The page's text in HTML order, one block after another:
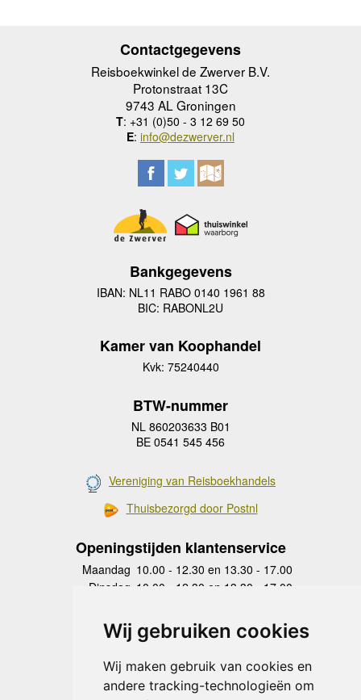
Wij gebruiken cookies
Wij maken gebruik van cookies en
andere tracking-technologieën om
Contactgegevens
Reisboekwinkel de Zwerver B.V.
Protonstraat 13C
9743 AL Groningen
T: +31 (0)50 - 3 12 69 50
E: info@dezwerver.nl
Bankgegevens
IBAN: NL11 RABO 0140 1961 88
BIC: RABONL2U
Kamer van Koophandel
Kvk: 75240440
BTW-nummer
NL 860203633 B01
BE 0541 545 456
Vereniging van Reisboekhandels
Thuisbezorgd door Postnl
Openingstijden klantenservice
Maandag 10.00 - 12.30 en 13.30 - 17.00
Dinsdag 10.00 - 12.30 en 13.30 - 17.00
Donderdag
10.00 - 12.30 en 13.30 - 17.00
Vrijdag 10.00 - 12.30 en 13.30 - 17.00
Zaterdag
gesloten
Zondag gesloten